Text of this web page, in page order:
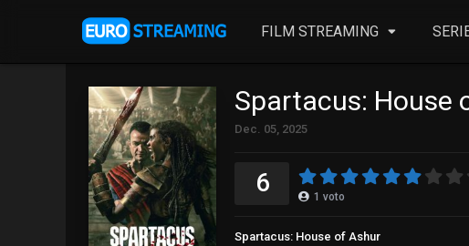
FILM STREAMING
Spartacus: House
Dec. 05, 2025
6 1 voto
Spartacus: House of Ashur